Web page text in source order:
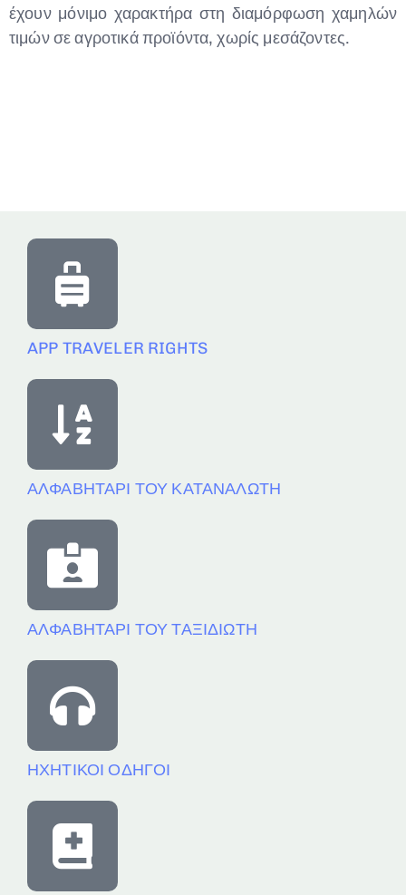
έχουν μόνιμο χαρακτήρα στη διαμόρφωση χαμηλών
τιμών σε αγροτικά προϊόντα, χωρίς μεσάζοντες.
APP TRAVELER RIGHTS
ΑΛΦΑΒΗΤΑΡΙ ΤΟΥ ΚΑΤΑΝΑΛΩΤΗ
ΑΛΦΑΒΗΤΑΡΙ ΤΟΥ ΤΑΞΙΔΙΩΤΗ
ΗΧΗΤΙΚΟΙ ΟΔΗΓΟΙ